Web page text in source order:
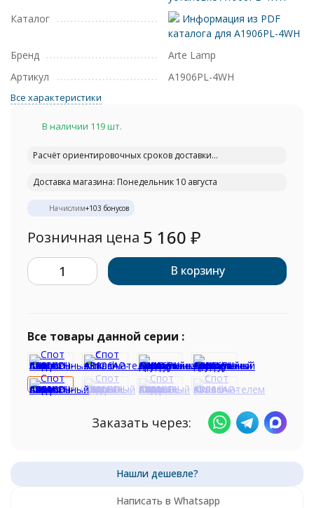
Каталог
Информация из PDF
каталога для A1906PL-4WH
Бренд
Arte Lamp
Артикул
A1906PL-4WH
Все характеристики
В наличии 119 шт.
Расчёт ориентировочных сроков доставки...
Доставка магазина: Понедельник 10 августа
Начислим+103 бонусов
Розничная цена 5 160 ₽
В корзину
Все товары данной серии :
Заказать через:
Написать в Whatsapp